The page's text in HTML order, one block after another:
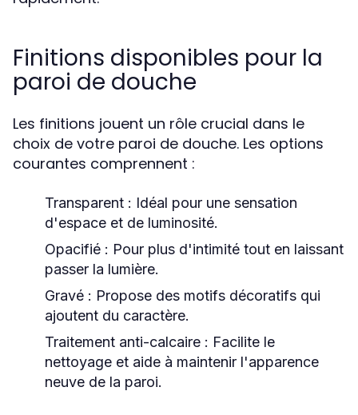
Finitions disponibles pour la
paroi de douche
Les finitions jouent un rôle crucial dans le
choix de votre paroi de douche. Les options
courantes comprennent :
Transparent : Idéal pour une sensation
d'espace et de luminosité.
Opacifié : Pour plus d'intimité tout en laissant
passer la lumière.
Gravé : Propose des motifs décoratifs qui
ajoutent du caractère.
Traitement anti-calcaire : Facilite le
nettoyage et aide à maintenir l'apparence
neuve de la paroi.